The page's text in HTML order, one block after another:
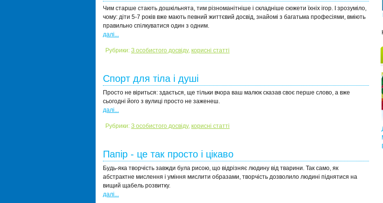
Чим старше стають дошкільнята, тим різноманітніше і складніше сюжети їхніх ігор. І зрозуміло,
чому: діти 5-7 років вже мають певний життєвий досвід, знайомі з багатьма професіями, вміють
правильно спілкуватися один з одним.
далі...
Рубрики: З особистого досвіду, корисні статті
Спорт для тіла і душі
Просто не віриться: здається, ще тільки вчора ваш малюк сказав своє перше слово, а вже
сьогодні його з вулиці просто не заженеш.
далі...
Рубрики: З особистого досвіду, корисні статті
Папір - це так просто і цікаво
Будь-яка творчість завжди була рисою, що відрізняє людину від тварини. Так само, як
абстрактне мислення і уміння мислити образами, творчість дозволило людині піднятися на
вищий щабель розвитку.
далі...